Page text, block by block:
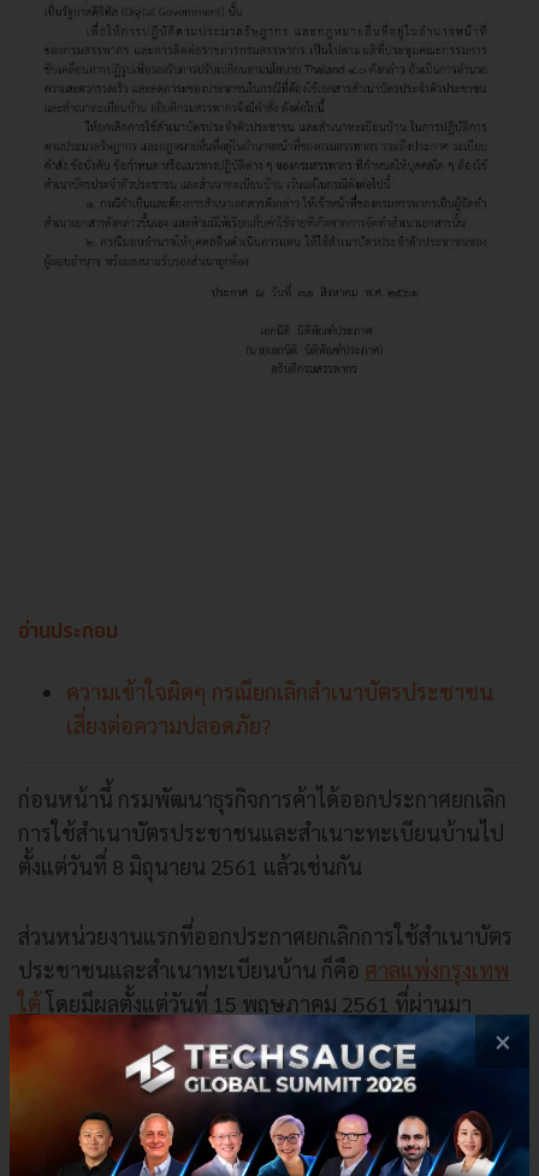
อ่านประกอบ
ความเข้าใจผิดๆ กรณียกเลิกสำเนาบัตรประชาชน
เสี่ยงต่อความปลอดภัย?
ก่อนหน้านี้ กรมพัฒนาธุรกิจการค้าได้ออกประกาศยกเลิก
การใช้สำเนาบัตรประชาชนและสำเนาะทะเบียนบ้านไป
ตั้งแต่วันที่ 8 มิถุนายน 2561 แล้วเช่นกัน
ส่วนหน่วยงานแรกที่ออกประกาศยกเลิกการใช้สำเนาบัตร
ประชาชนและสำเนาทะเบียนบ้าน ก็คือ ศาลแพ่งกรุงเทพ
ใต้ โดยมีผลตั้งแต่วันที่ 15 พฤษภาคม 2561 ที่ผ่านมา
ซึ่งการที่หลายหน่วยงานราชการออกมายกเลิกการใช้
สำเนาบัตรประชาชนและสำเนาะทะเบียนบ้าน ก็เป็นผล
มาจากการที่รัฐบาลเตรียมยกเลิกการใช้สำเนา “บัตร
×